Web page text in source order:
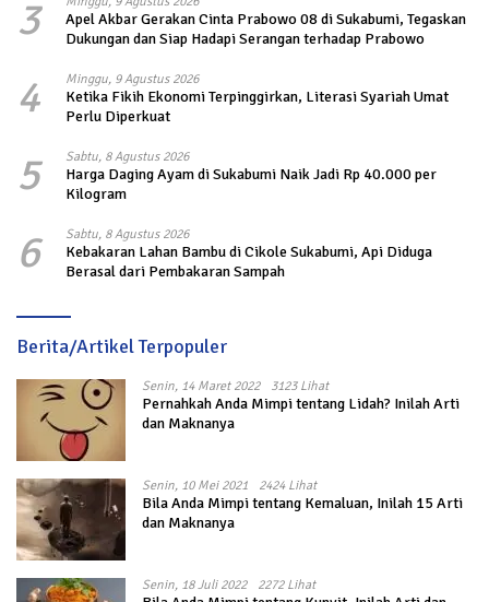
3
Apel Akbar Gerakan Cinta Prabowo 08 di Sukabumi, Tegaskan
Dukungan dan Siap Hadapi Serangan terhadap Prabowo
4 Minggu, 9 Agustus 2026
Ketika Fikih Ekonomi Terpinggirkan, Literasi Syariah Umat
Perlu Diperkuat
5 Sabtu, 8 Agustus 2026
Harga Daging Ayam di Sukabumi Naik Jadi Rp 40.000 per
Kilogram
6 Sabtu, 8 Agustus 2026
Kebakaran Lahan Bambu di Cikole Sukabumi, Api Diduga
Berasal dari Pembakaran Sampah
Berita/Artikel Terpopuler
Senin, 14 Maret 2022 3123 Lihat
Pernahkah Anda Mimpi tentang Lidah? Inilah Arti
dan Maknanya
Senin, 10 Mei 2021 2424 Lihat
Bila Anda Mimpi tentang Kemaluan, Inilah 15 Arti
dan Maknanya
Senin, 18 Juli 2022 2272 Lihat